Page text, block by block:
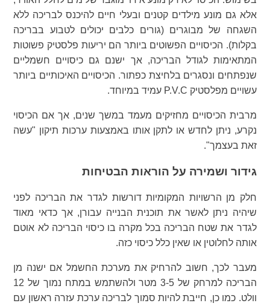
אלא גם מונע מילדים קטנים ובעלי חיים להיכנס לבריכה ללא
השגחה של מבוגרים (גורים כלבים יכולים לטבוע בבריכה
בקלות). הכיסויים הפשוטים ביותר הם יריעות פלסטיק פשוטות
המתאימות לגודל הבריכה, אך ישנם גם כיסויים חשמליים
שנפתחים ונסגרים בלחיצת כפתור. הכיסויים האיכותיים ביותר
עשויים מפלסטיק P.V.C עמיד במיוחד.
מרבית הכיסויים מחזיקים מעמד במשך שנים, אך אם הכיסוי
נקרע, ניתן לחדש או לתקן אותו באמצעות ערכות תיקון "עשה
זאת בעצמך".
גידור ושמירה על הוראות הבטיחות
חלק מן הרשויות המקומיות דורשות לגדר את הבריכה לפני
שיהיה ניתן לאשר את תוכנית הבנייה עבורן, אך כדאי מאוד
לגדר את שטח הבריכה בכל מקרה בו כיסוי הבריכה לא אוטם
אותה לחלוטין או שאין כלל כיסוי כזה.
מעבר לכך, חשוב להרחיק את מערכת החשמל אם ישנה מן
הבריכה למרחק של 3-5 מטר ולהשתמש במתח נמוך של 12
וולט. כמו כן, חייבת להיות סמוך לבריכה ערכת עזרה ראשון עם